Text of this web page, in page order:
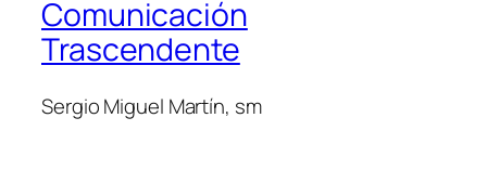
Comunicación
Trascendente
Sergio Miguel Martín, sm